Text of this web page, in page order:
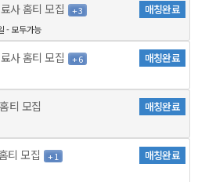
사 홈티 모집 + 3 매칭완료
- 모두가능
사 홈티 모집 + 6 매칭완료
티 모집 매칭완료
티 모집 + 1 매칭완료